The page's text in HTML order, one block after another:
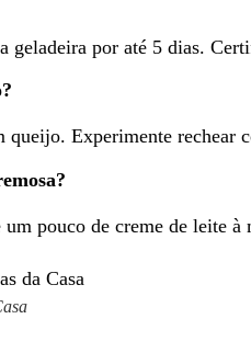
geladeira por até 5 dias.
queijo. Experimente
pouco de creme de leite